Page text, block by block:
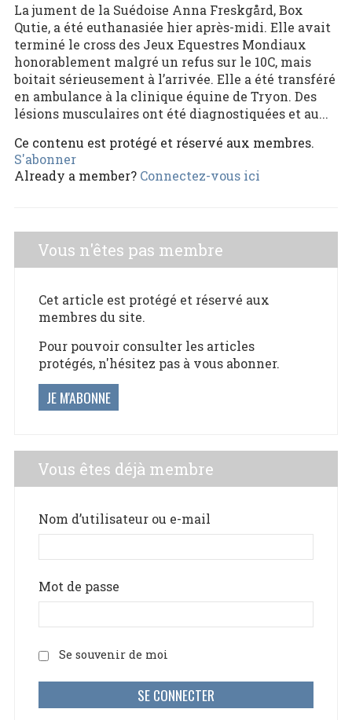
La jument de la Suédoise Anna Freskgård, Box
Qutie, a été euthanasiée hier après-midi. Elle avait
terminé le cross des Jeux Equestres Mondiaux
honorablement malgré un refus sur le 10C, mais
boitait sérieusement à l’arrivée. Elle a été transféré
en ambulance à la clinique équine de Tryon. Des
lésions musculaires ont été diagnostiquées et au...
Ce contenu est protégé et réservé aux membres.
S'abonner
Already a member? Connectez-vous ici
Vous n'êtes pas membre
Cet article est protégé et réservé aux
membres du site.
Pour pouvoir consulter les articles
protégés, n'hésitez pas à vous abonner.
JE M'ABONNE
Vous êtes déjà membre
Nom d’utilisateur ou e-mail
Mot de passe
Se souvenir de moi